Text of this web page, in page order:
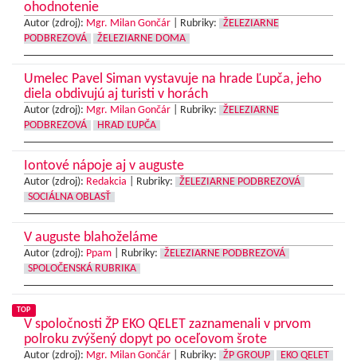
ohodnotenie
Autor (zdroj): Mgr. Milan Gončár Rubriky:
ŽELEZIARNE
PODBREZOVÁ
ŽELEZIARNE DOMA
Umelec Pavel Siman vystavuje na hrade Ľupča, jeho
diela obdivujú aj turisti v horách
Autor (zdroj): Mgr. Milan Gončár Rubriky:
ŽELEZIARNE
PODBREZOVÁ
HRAD ĽUPČA
Iontové nápoje aj v auguste
Autor (zdroj): Redakcia Rubriky:
ŽELEZIARNE PODBREZOVÁ
SOCIÁLNA OBLASŤ
V auguste blahoželáme
Autor (zdroj): Ppam Rubriky:
ŽELEZIARNE PODBREZOVÁ
SPOLOČENSKÁ RUBRIKA
TOP
V spoločnosti ŽP EKO QELET zaznamenali v prvom
polroku zvýšený dopyt po oceľovom šrote
Autor (zdroj): Mgr. Milan Gončár Rubriky: ŽP GROUP EKO QELET